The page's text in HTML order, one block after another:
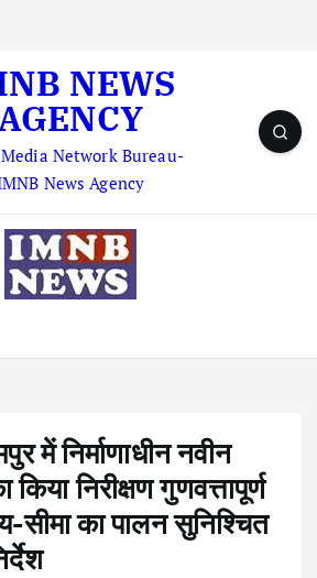
Network Bureau-
News Agency
में निर्माणाधीन नवीन
किया निरीक्षण गुणवत्तापूर्ण
सीमा का पालन सुनिश्चित